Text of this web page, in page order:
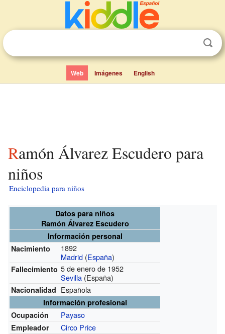
Web Imágenes English
Ramón Álvarez Escudero para
niños
Enciclopedia para niños
Datos para niños
Ramón Álvarez Escudero
Información personal
Nacimiento
1892
Madrid (España)
Fallecimiento 5 de enero de 1952
Sevilla (España)
Nacionalidad Española
Información profesional
Ocupación
Payaso
Empleador Circo Price